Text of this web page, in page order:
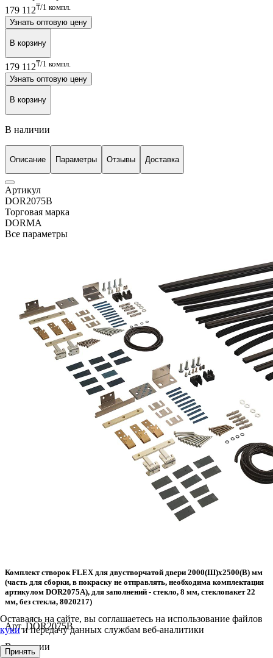
179 112₸/1 компл.
Узнать оптовую цену
В корзину
179 112₸/1 компл.
Узнать оптовую цену
В корзину
В наличии
Описание Параметры Отзывы Доставка
Артикул
DOR2075B
Торговая марка
DORMA
Все параметры
Комплект створок FLEX для двустворчатой двери 2000(Ш)х2500(В) мм
(часть для сборки, в покраску не отправлять, необходима комплектация
артикулом DOR2075A), для заполнений - стекло, 8 мм, стеклопакет 22
мм, без стекла, 8020217)
Арт. DOR2075B
В наличии
Оставаясь на сайте, вы соглашаетесь на использование файлов
кукии передачу данных службам веб-аналитики
Принять